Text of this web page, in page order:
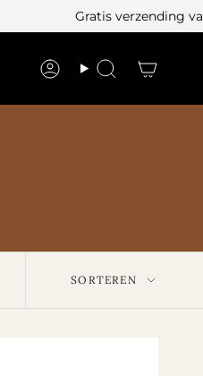
Gratis verzending vanaf €50!
SORTEREN